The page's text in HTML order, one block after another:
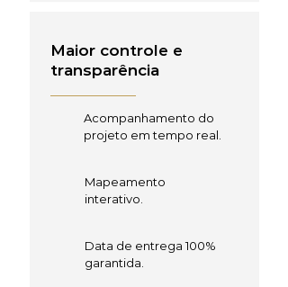
Maior controle e
transparência
Acompanhamento do
projeto em tempo real.
Mapeamento
interativo.
Data de entrega 100%
garantida.